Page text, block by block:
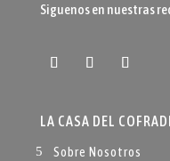
Siguenos en nuestras
LA CASA DEL
Sobre Nosotros